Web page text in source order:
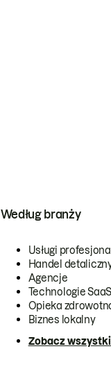
Według branży
Usługi
Handel
Agencje
Technologie
Opieka
Biznes lokalny
Zobacz